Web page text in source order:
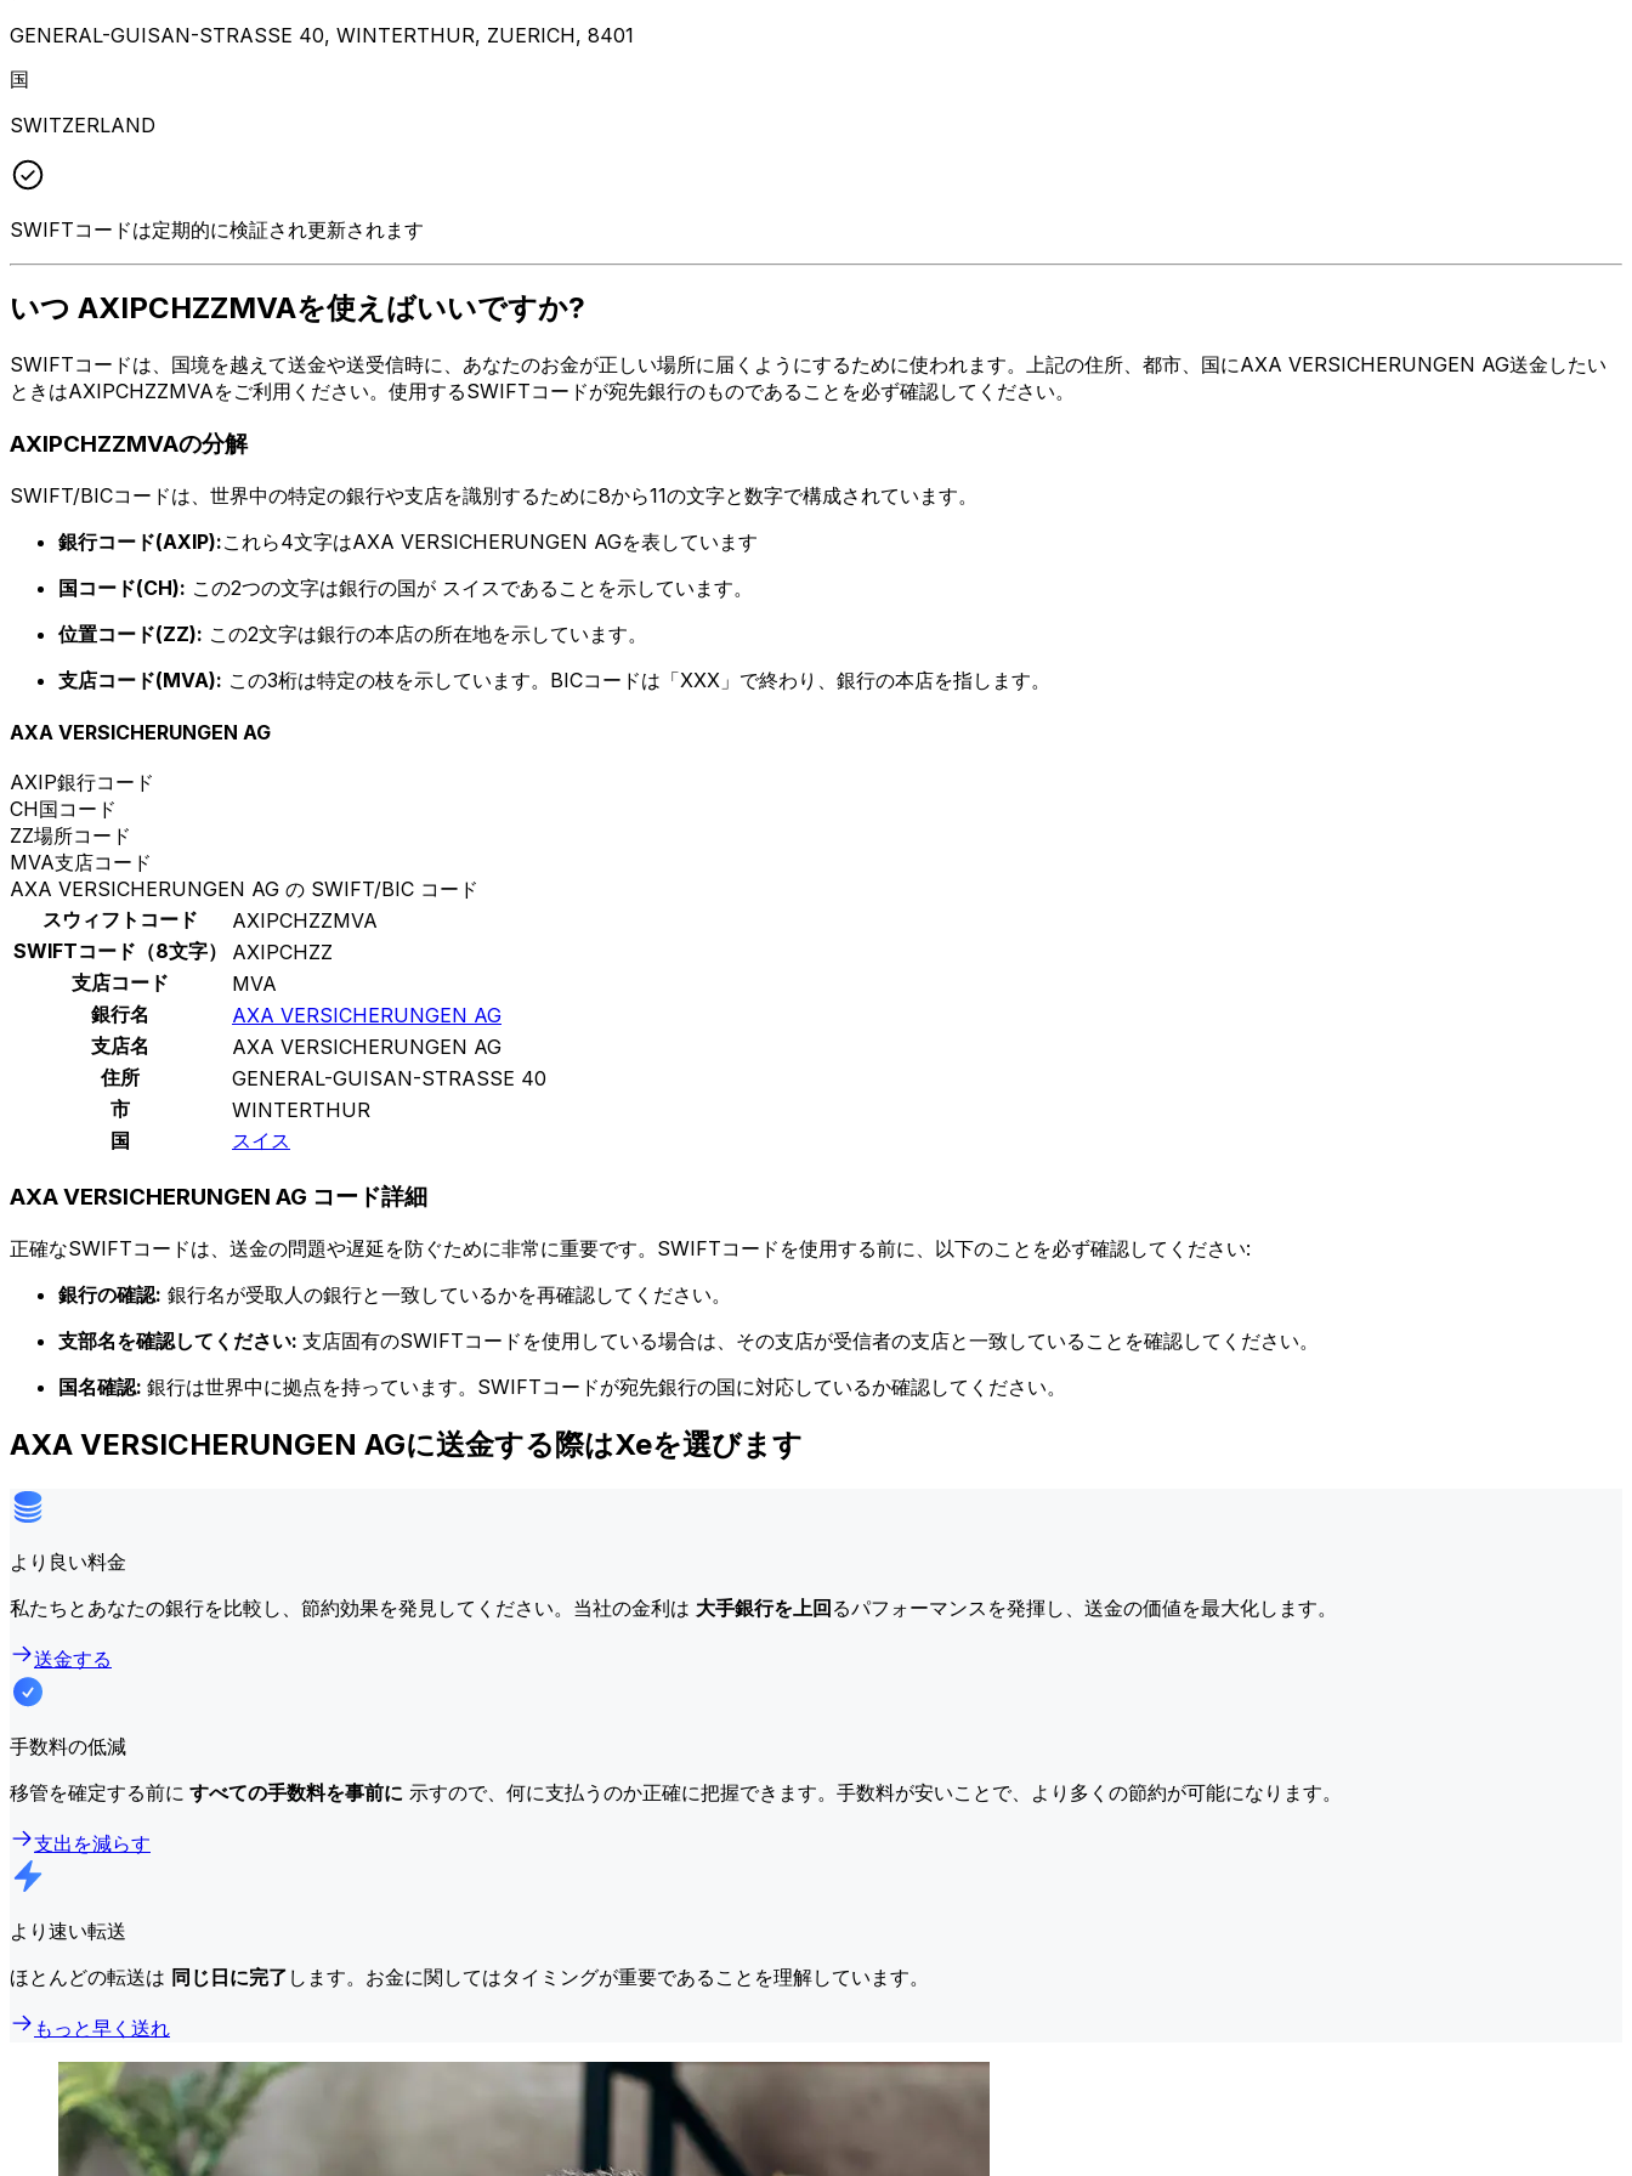
GENERAL-GUISAN-STRASSE 40, WINTERTHUR, ZUERICH, 8401
国
SWITZERLAND
SWIFTコードは定期的に検証され更新されます
いつ AXIPCHZZMVAを使えばいいですか?
SWIFTコードは、国境を越えて送金や送受信時に、あなたのお金が正しい場所に届くようにするために使われます。上記の住所、都市、国にAXA VERSICHERUNGEN AG送金したい
ときはAXIPCHZZMVAをご利用ください。使用するSWIFTコードが宛先銀行のものであることを必ず確認してください。
AXIPCHZZMVAの分解
SWIFT/BICコードは、世界中の特定の銀行や支店を識別するために8から11の文字と数字で構成されています。
銀行コード(AXIP):これら4文字はAXA VERSICHERUNGEN AGを表しています
国コード(CH): この2つの文字は銀行の国が スイスであることを示しています。
位置コード(ZZ): この2文字は銀行の本店の所在地を示しています。
支店コード(MVA): この3桁は特定の枝を示しています。BICコードは「XXX」で終わり、銀行の本店を指します。
AXA VERSICHERUNGEN AG
AXIP銀行コード
CH国コード
ZZ場所コード
MVA支店コード
AXA VERSICHERUNGEN AG の SWIFT/BIC コード
スウィフトコード
AXIPCHZZMVA
SWIFTコード（8文字）
AXIPCHZZ
支店コード
MVA
銀行名
AXA VERSICHERUNGEN AG
支店名
AXA VERSICHERUNGEN AG
住所
GENERAL-GUISAN-STRASSE 40
市
WINTERTHUR
国
スイス
AXA VERSICHERUNGEN AG コード詳細
正確なSWIFTコードは、送金の問題や遅延を防ぐために非常に重要です。SWIFTコードを使用する前に、以下のことを必ず確認してください:
銀行の確認: 銀行名が受取人の銀行と一致しているかを再確認してください。
支部名を確認してください: 支店固有のSWIFTコードを使用している場合は、その支店が受信者の支店と一致していることを確認してください。
国名確認: 銀行は世界中に拠点を持っています。SWIFTコードが宛先銀行の国に対応しているか確認してください。
AXA VERSICHERUNGEN AGに送金する際はXeを選びます
より良い料金
私たちとあなたの銀行を比較し、節約効果を発見してください。当社の金利は 大手銀行を上回るパフォーマンスを発揮し、送金の価値を最大化します。
送金する
手数料の低減
移管を確定する前に すべての手数料を事前に 示すので、何に支払うのか正確に把握できます。手数料が安いことで、より多くの節約が可能になります。
支出を減らす
より速い転送
ほとんどの転送は 同じ日に完了 します。お金に関してはタイミングが重要であることを理解しています。
もっと早く送れ